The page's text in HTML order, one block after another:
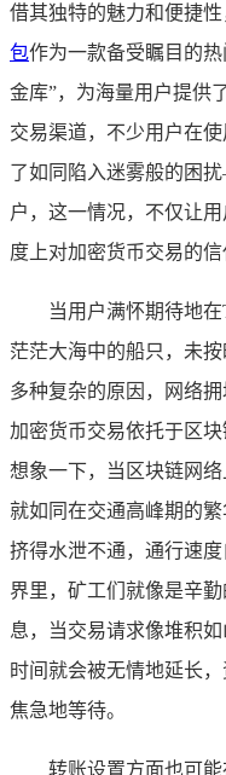
借其独特的魅力和便捷
包作为一款备受瞩目的
金库”，为海量用户提供
交易渠道，不少用户在使
了如同陷入迷雾般的困
户，这一情况，不仅让
度上对加密货币交易的信
当用户满怀期待地
茫茫大海中的船只，未
多种复杂的原因，网络拥
加密货币交易依托于区
想象一下，当区块链网
就如同在交通高峰期的
挤得水泄不通，通行速
界里，矿工们就像是辛
息，当交易请求像堆积
时间就会被无情地延长
焦急地等待。
转账设置方面也可